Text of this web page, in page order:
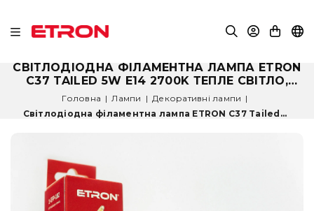
СВІТЛОДІОДНА ФІЛАМЕНТНА ЛАМПА ETRON
C37 TAILED 5W E14 2700K ТЕПЛЕ СВІТЛО,
ЗОЛОТА
Головна | Лампи | Декоративні лампи |
Світлодіодна філаментна лампа ETRON C37 Tailed...